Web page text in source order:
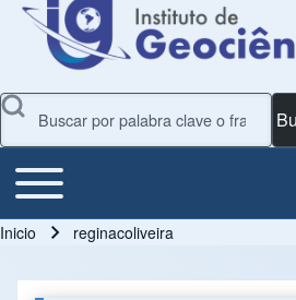
Buscar
Main Menu
Toggle main menu
Inicio reginacoliveira